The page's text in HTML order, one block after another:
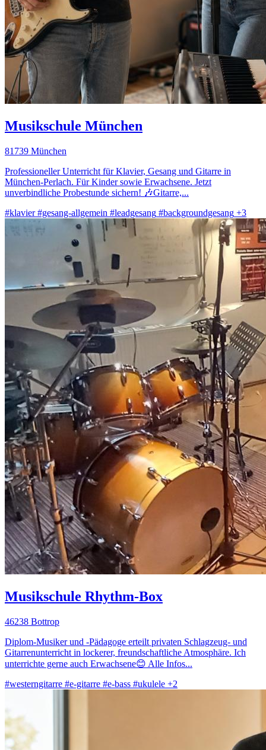
Musikschule München
81739 München
Professioneller Unterricht für Klavier, Gesang und Gitarre in
München-Perlach. Für Kinder sowie Erwachsene. Jetzt
unverbindliche Probestunde sichern! 🎶Gitarre,...
#klavier #gesang-allgemein #leadgesang #backgroundgesang +3
Musikschule Rhythm-Box
46238 Bottrop
Diplom-Musiker und -Pädagoge erteilt privaten Schlagzeug- und
Gitarrenunterricht in lockerer, freundschaftliche Atmosphäre. Ich
unterrichte gerne auch Erwachsene😊 Alle Infos...
#westerngitarre #e-gitarre #e-bass #ukulele +2